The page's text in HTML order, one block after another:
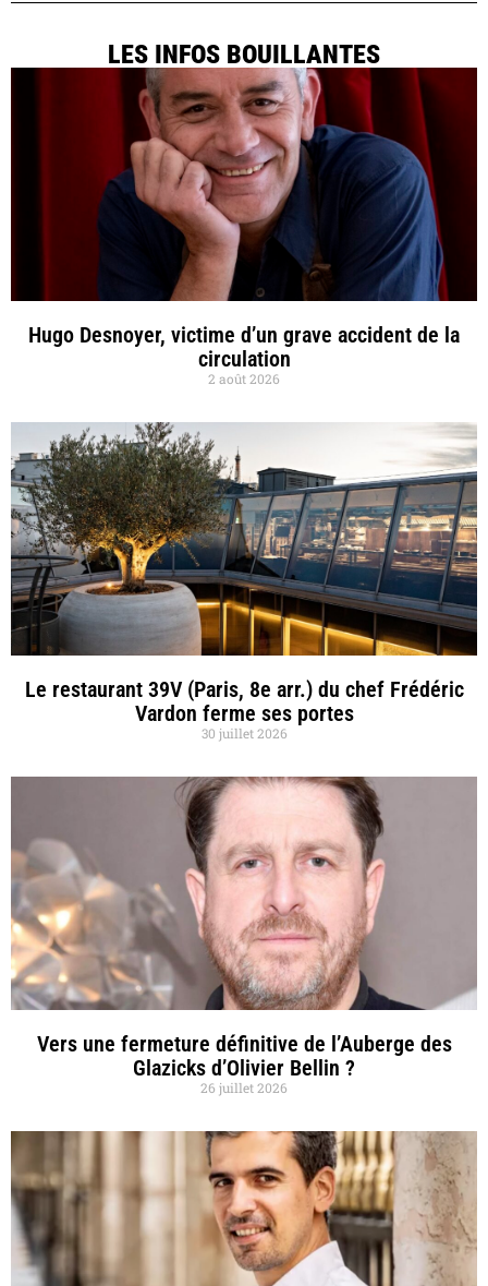
LES INFOS BOUILLANTES
Hugo Desnoyer, victime d’un grave accident de la
circulation
2 août 2026
Le restaurant 39V (Paris, 8e arr.) du chef Frédéric
Vardon ferme ses portes
30 juillet 2026
Vers une fermeture définitive de l’Auberge des
Glazicks d’Olivier Bellin ?
26 juillet 2026